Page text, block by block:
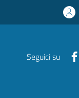
Seguici su